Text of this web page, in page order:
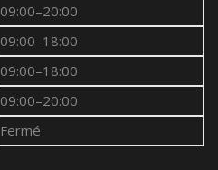
09:00–20:00
09:00–18:00
09:00–18:00
09:00–20:00
Fermé